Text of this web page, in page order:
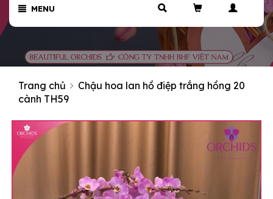
MENU
Trang chủ
Chậu hoa lan hồ điệp trắng hồng 20
cành TH59